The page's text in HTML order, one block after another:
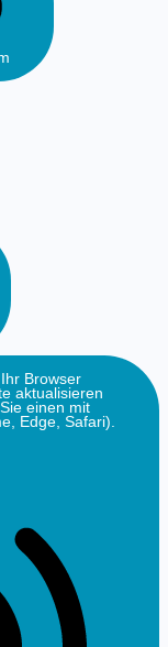
Ihr Browser
aktualisieren
einen mit
Edge, Safari).